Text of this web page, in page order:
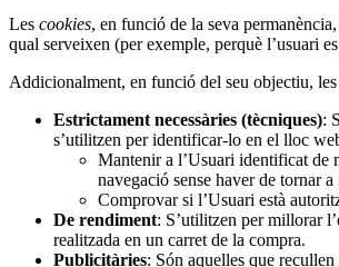
Les cookies, en funció de la seva
qual serveixen (per exemple, perquè l’usuari
Addicionalment, en funció del seu objectiu,
Estrictament necessàries (tècniques):
s’utilitzen per identificar-lo en el lloc
Mantenir a l’Usuari identificat de
navegació sense haver de tornar
Comprovar si l’Usuari està
De rendiment: S’utilitzen per millorar
realitzada en un carret de la compra.
Publicitàries: Són aquelles que